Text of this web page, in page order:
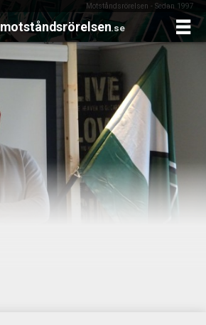
Motståndsrörelsen - Sedan 1997
motståndsrörelsen.se
Skip
to
content